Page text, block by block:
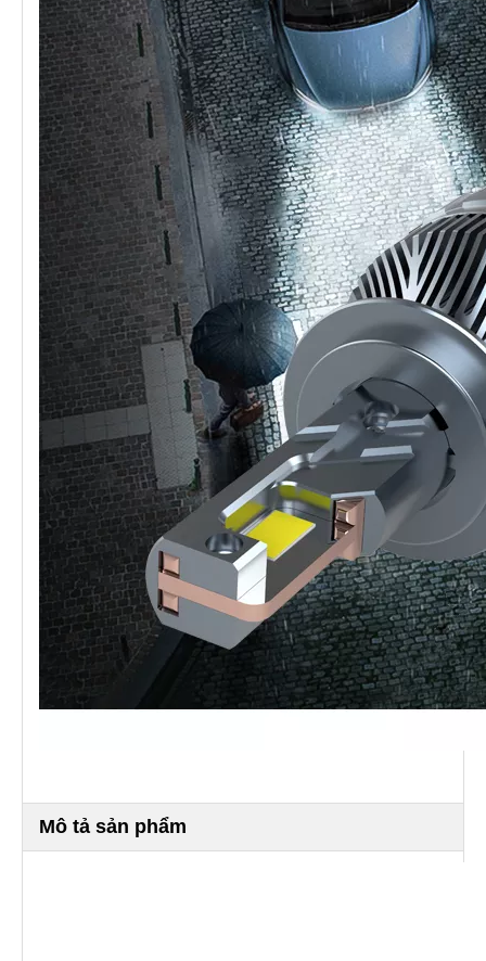
Mô tả sản phẩm